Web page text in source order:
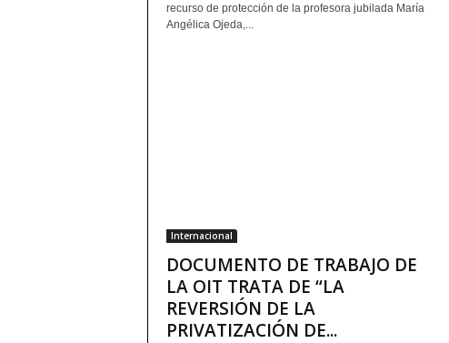
recurso de protección de la profesora jubilada María
Angélica Ojeda,...
Internacional
DOCUMENTO DE TRABAJO DE
LA OIT TRATA DE “LA
REVERSIÓN DE LA
PRIVATIZACIÓN DE...